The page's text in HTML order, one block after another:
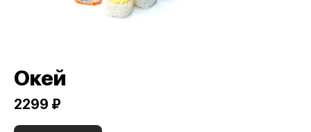
Окей
2299 ₽